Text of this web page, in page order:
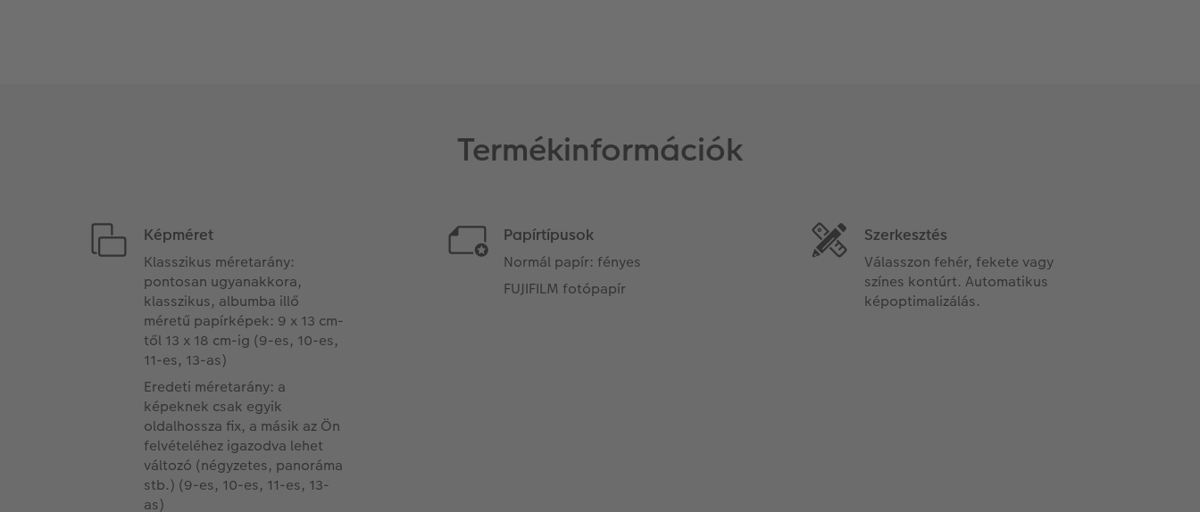
Termékinformációk
Képméret
Klasszikus méretarány:
pontosan ugyanakkora,
klasszikus, albumba illő
méretű papírképek: 9 x 13 cm-
től 13 x 18 cm-ig (9-es, 10-es,
11-es, 13-as)
Eredeti méretarány: a
képeknek csak egyik
oldalhossza fix, a másik az Ön
felvételéhez igazodva lehet
változó (négyzetes, panoráma
stb.) (9-es, 10-es, 11-es, 13-
as)
Papírtípusok
Normál papír: fényes
FUJIFILM fotópapír
Szerkesztés
Válasszon fehér, fekete vagy
színes kontúrt. Automatikus
képoptimalizálás.